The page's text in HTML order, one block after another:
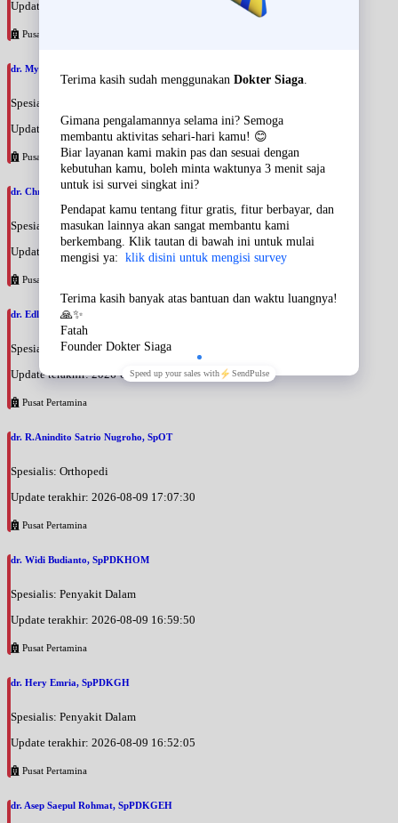
Update terakhir: 2026-08-09 17:28:07
Pusat Pertamina
dr. Myrna Martinus, SpPDKEMD
Spesialis: Penyakit Dalam
Update terakhir: 2026-08-09 17:25:38
Pusat Pertamina
dr. Christiana Liinda Wahyuni, SpOT
Spesialis: Orthopedi
Update terakhir: 2026-08-09 17:16:56
Pusat Pertamina
dr. Edli Warman, SpOT
Spesialis: Orthopedi
Update terakhir: 2026-08-09 17:11:41
Pusat Pertamina
dr. R.Anindito Satrio Nugroho, SpOT
Spesialis: Orthopedi
Update terakhir: 2026-08-09 17:07:30
Pusat Pertamina
dr. Widi Budianto, SpPDKHOM
Spesialis: Penyakit Dalam
Update terakhir: 2026-08-09 16:59:50
Pusat Pertamina
dr. Hery Emria, SpPDKGH
Spesialis: Penyakit Dalam
Update terakhir: 2026-08-09 16:52:05
Pusat Pertamina
dr. Asep Saepul Rohmat, SpPDKGEH